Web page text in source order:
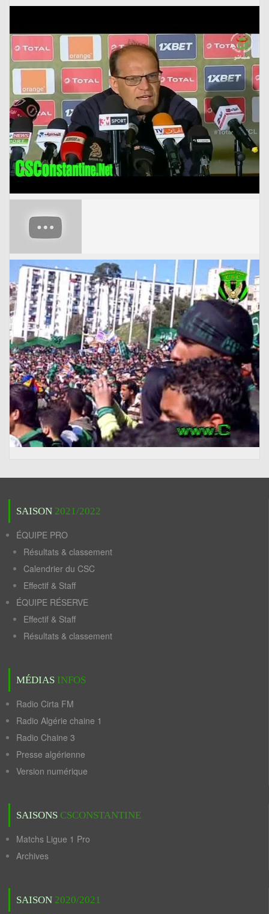
SAISON 2021/2022
ÉQUIPE PRO
Résultats & classement
Calendrier du CSC
Effectif & Staff
ÉQUIPE RÉSERVE
Effectif & Staff
Résultats & classement
MÉDIAS INFOS
Radio Cirta FM
Radio Algérie chaine 1
Radio Chaine 3
Presse algérienne
Version numérique
SAISONS CSCONSTANTINE
Matchs Ligue 1 Pro
Archives
SAISON 2020/2021